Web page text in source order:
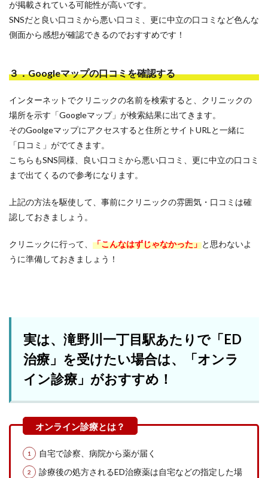
が掲載されている可能性が高いです。
SNSだと良い口コミから悪い口コミ、更に中立の口コミなど色んな
側面から感想が確認できるのでおすすめです！
３．Googleマップの口コミを確認する
インターネットでクリニックの名前を検索すると、クリニックの
場所を示す「Googleマップ」が検索結果に出てきます。
そのGoolgeマップにアクセスすると住所とサイトURLと一緒に
「口コミ」がでてきます。
こちらもSNS同様、良い口コミから悪い口コミ、更に中立の口コミ
まで出てくるので参考になります。
上記の方法を駆使して、事前にクリニックの雰囲気・口コミは確
認しておきましょう。
クリニックに行って、 「こんなはずじゃなかった」と思わないよ
うに準備しておきましょう！
実は、滝野川一丁目駅あたりで「ED
治療」を受けたい場合は、「オンラ
イン診療」がおすすめ！
自宅で診察、病院から薬が届く
診療後の処方されるED治療薬は自宅などの指定した場